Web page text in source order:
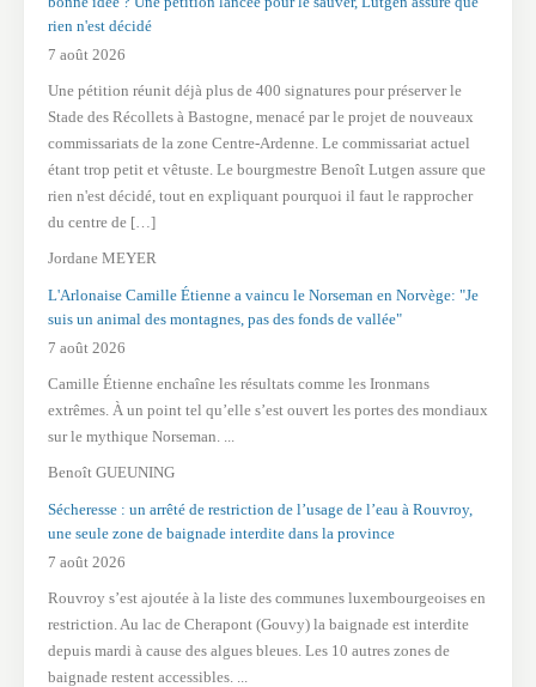
rien n'est décidé
7 août 2026
Une pétition réunit déjà plus de 400 signatures pour préserver le
Stade des Récollets à Bastogne, menacé par le projet de nouveaux
commissariats de la zone Centre-Ardenne. Le commissariat actuel
étant trop petit et vêtuste. Le bourgmestre Benoît Lutgen assure que
rien n'est décidé, tout en expliquant pourquoi il faut le rapprocher
du centre de […]
Jordane MEYER
L'Arlonaise Camille Étienne a vaincu le Norseman en Norvège: "Je
suis un animal des montagnes, pas des fonds de vallée"
7 août 2026
Camille Étienne enchaîne les résultats comme les Ironmans
extrêmes. À un point tel qu’elle s’est ouvert les portes des mondiaux
sur le mythique Norseman. ...
Benoît GUEUNING
Sécheresse : un arrêté de restriction de l’usage de l’eau à Rouvroy,
une seule zone de baignade interdite dans la province
7 août 2026
Rouvroy s’est ajoutée à la liste des communes luxembourgeoises en
restriction. Au lac de Cherapont (Gouvy) la baignade est interdite
depuis mardi à cause des algues bleues. Les 10 autres zones de
baignade restent accessibles. ...